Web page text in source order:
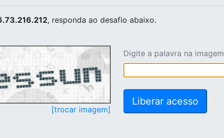
, responda ao desafio abaixo.
[trocar imagem]
Digite a palavra na